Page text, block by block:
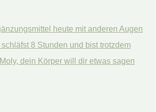
heute mit anderen Augen
schläfst 8 Stunden und bist trotzdem
dein Körper will dir etwas sagen